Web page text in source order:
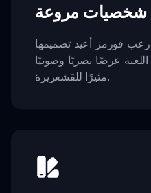
شخصيات مروعة
فورمز أعيد تصميمها
عرضًا بصريًا وصوتيًا
مثيرًا للقشعريرة.